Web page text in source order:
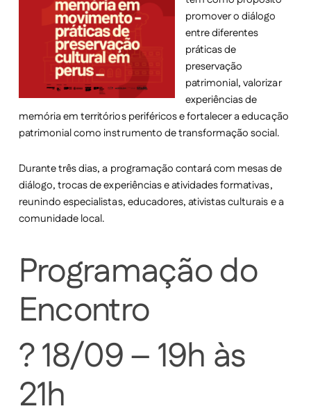
promover o diálogo
entre diferentes
práticas de
preservação
patrimonial, valorizar
experiências de
memória em territórios periféricos e fortalecer a educação
patrimonial como instrumento de transformação social.
Durante três dias, a programação contará com mesas de
diálogo, trocas de experiências e atividades formativas,
reunindo especialistas, educadores, ativistas culturais e a
comunidade local.
Programação do
Encontro
? 18/09 – 19h às
21h